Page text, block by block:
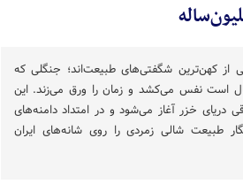
از کهن‌ترین شگفتی‌های طبیعت‌اند؛ جنگلی که
است نفس می‌کشد و زمان را ورق می‌زند. این
دریای خزر آغاز می‌شود و در امتداد دامنه‌های
طبیعت شالی زمردی را روی شانه‌های ایران